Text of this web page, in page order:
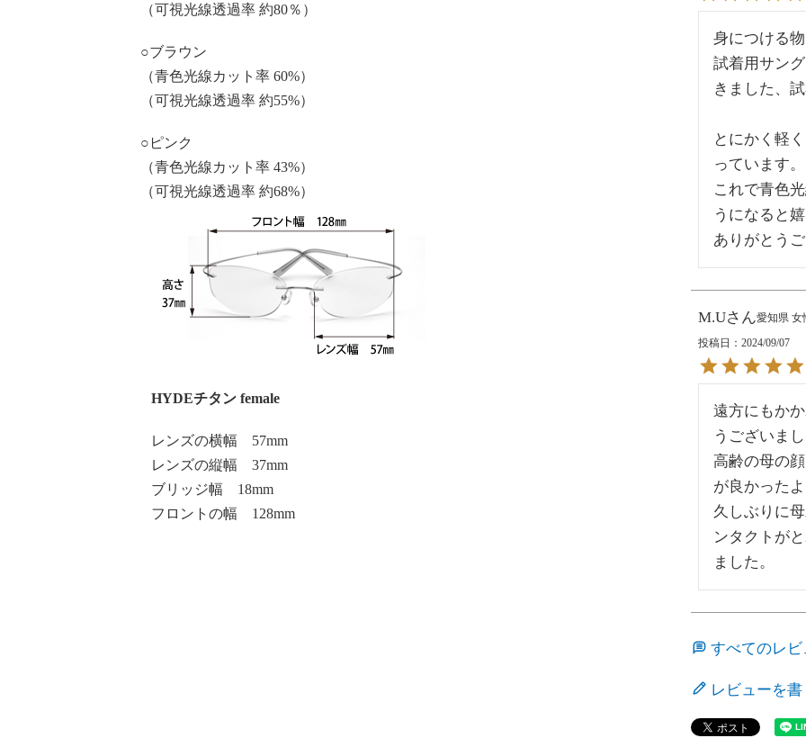
（可視光線透過率 約80％）
○ブラウン
（青色光線カット率 60%）
（可視光線透過率 約55%）
○ ピンク
（青色光線カット率 43%）
（可視光線透過率 約68%）
HYDEチタン female
レンズの横幅 57mm
レンズの縦幅 37mm
ブリッジ幅 18mm
フロントの幅 128mm
身につける
試着用サン
きました、
とにかく軽
っています。
これで青色
うになると
ありがとう
M.U 愛知県 女
投稿日
2024/09/07
遠方にもか
うございま
高齢の母の
が良かった
久しぶりに
ンタクトが
ました。
すべてのレ
レビューを書